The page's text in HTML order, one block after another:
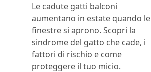
Le cadute gatti balconi
aumentano in estate quando le
finestre si aprono. Scopri la
sindrome del gatto che cade, i
fattori di rischio e come
proteggere il tuo micio.